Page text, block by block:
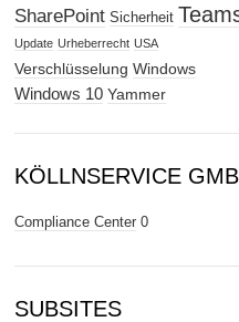
SharePoint Sicherheit
Update Urheberrecht USA
Verschlüsselung Windows
Windows 10 Yammer
KÖLLNSERVICE
Compliance Center 0
SUBSITES